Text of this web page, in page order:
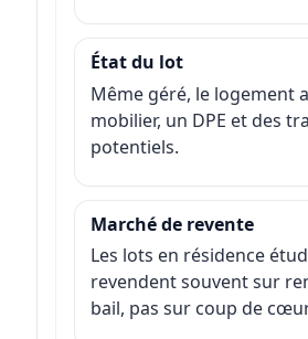
État du lot
Même géré, le logement
mobilier, un DPE et des
potentiels.
Marché de revente
Les lots en résidence
revendent souvent sur
bail, pas sur coup de